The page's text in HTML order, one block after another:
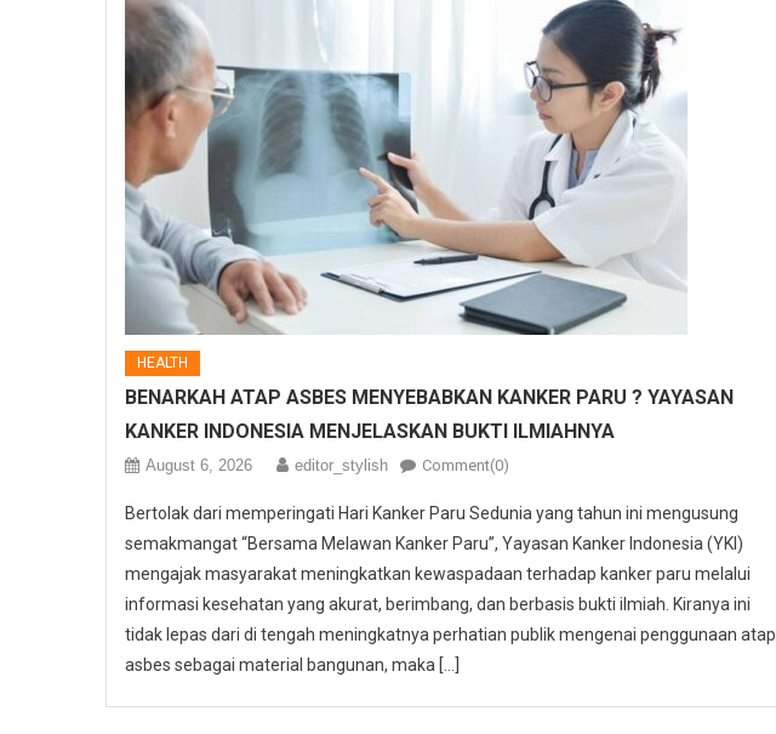
HEALTH
BENARKAH ATAP ASBES MENYEBABKAN KANKER PARU ? YAYASAN
KANKER INDONESIA MENJELASKAN BUKTI ILMIAHNYA
August 6, 2026 editor_stylish Comment(0)
Bertolak dari memperingati Hari Kanker Paru Sedunia yang tahun ini mengusung
semakmangat “Bersama Melawan Kanker Paru”, Yayasan Kanker Indonesia (YKI)
mengajak masyarakat meningkatkan kewaspadaan terhadap kanker paru melalui
informasi kesehatan yang akurat, berimbang, dan berbasis bukti ilmiah. Kiranya ini
tidak lepas dari di tengah meningkatnya perhatian publik mengenai penggunaan atap
asbes sebagai material bangunan, maka […]